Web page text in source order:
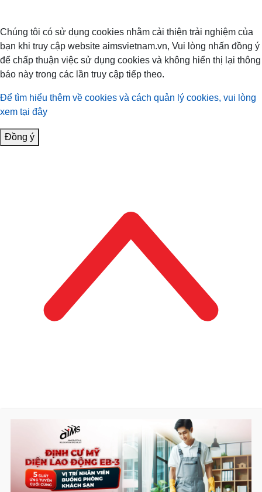
Chúng tôi có sử dụng cookies nhằm cải thiện trải nghiệm của
bạn khi truy cập website aimsvietnam.vn, Vui lòng nhấn đồng ý
để chấp thuận việc sử dụng cookies và không hiển thị lại thông
báo này trong các lần truy cập tiếp theo.
Để tìm hiểu thêm về cookies và cách quản lý cookies, vui lòng
xem tại đây
Đồng ý